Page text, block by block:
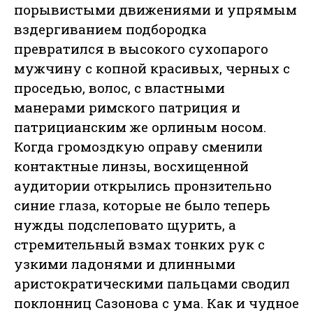
порывистыми движениями и упрямым
вздергиванием подбородка
превратился в высокого сухопарого
мужчину с копной красивых, черных с
проседью, волос, с властными
манерами римского патриция и
патрицианским же орлиным носом.
Когда громоздкую оправу сменили
контактные линзы, восхищенной
аудитории открылись пронзительно
синие глаза, которые не было теперь
нужды подслеповато щурить, а
стремительный взмах тонких рук с
узкими ладонями и длинными
аристократическими пальцами сводил
поклонниц Сазонова с ума. Как и чудное